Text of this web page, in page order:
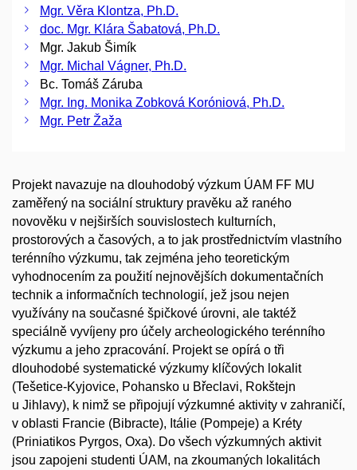
Mgr. Věra Klontza, Ph.D.
doc. Mgr. Klára Šabatová, Ph.D.
Mgr. Jakub Šimík
Mgr. Michal Vágner, Ph.D.
Bc. Tomáš Záruba
Mgr. Ing. Monika Zobková Koróniová, Ph.D.
Mgr. Petr Žaža
Projekt navazuje na dlouhodobý výzkum ÚAM FF MU
zaměřený na sociální struktury pravěku až raného
novověku v nejširších souvislostech kulturních,
prostorových a časových, a to jak prostřednictvím vlastního
terénního výzkumu, tak zejména jeho teoretickým
vyhodnocením za použití nejnovějších dokumentačních
technik a informačních technologií, jež jsou nejen
využívány na současné špičkové úrovni, ale taktéž
speciálně vyvíjeny pro účely archeologického terénního
výzkumu a jeho zpracování. Projekt se opírá o tři
dlouhodobé systematické výzkumy klíčových lokalit
(Tešetice-Kyjovice, Pohansko u Břeclavi, Rokštejn
u Jihlavy), k nimž se připojují výzkumné aktivity v zahraničí,
v oblasti Francie (Bibracte), Itálie (Pompeje) a Kréty
(Priniatikos Pyrgos, Oxa). Do všech výzkumných aktivit
jsou zapojeni studenti ÚAM, na zkoumaných lokalitách